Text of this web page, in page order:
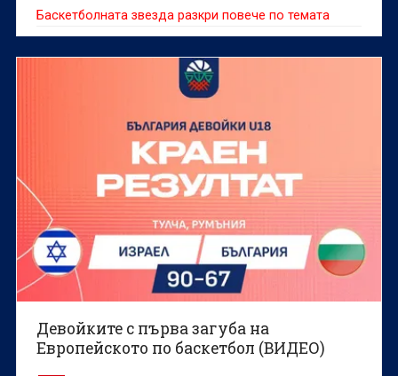
Баскетболната звезда разкри повече по темата
Девойките с първа загуба на
Европейското по баскетбол (ВИДЕО)